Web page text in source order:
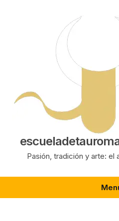
Pasión, tradición y arte: el